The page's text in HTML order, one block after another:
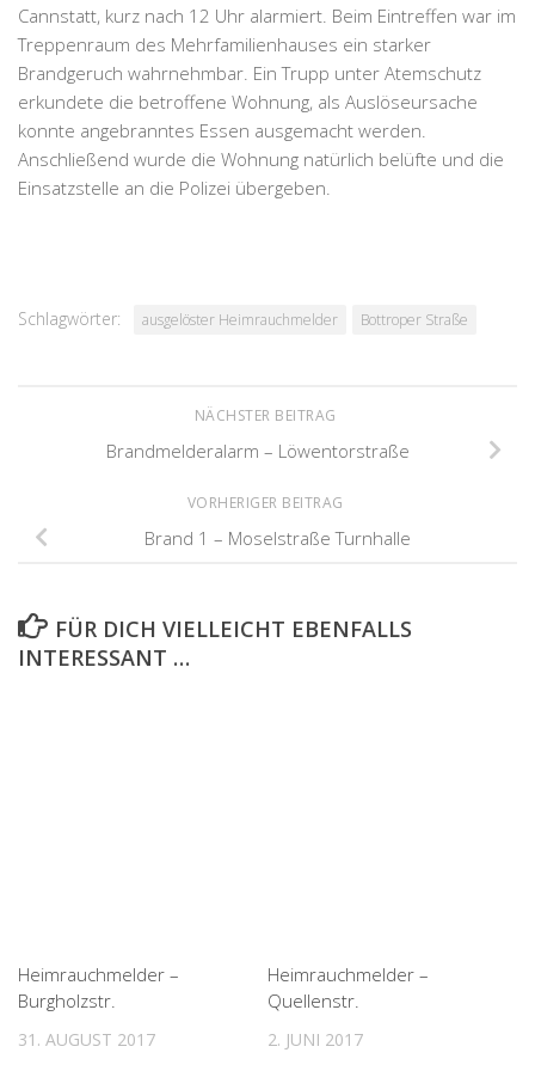
Cannstatt, kurz nach 12 Uhr alarmiert. Beim Eintreffen war im
Treppenraum des Mehrfamilienhauses ein starker
Brandgeruch wahrnehmbar. Ein Trupp unter Atemschutz
erkundete die betroffene Wohnung, als Auslöseursache
konnte angebranntes Essen ausgemacht werden.
Anschließend wurde die Wohnung natürlich belüfte und die
Einsatzstelle an die Polizei übergeben.
Schlagwörter: ausgelöster Heimrauchmelder Bottroper Straße
NÄCHSTER BEITRAG
Brandmelderalarm – Löwentorstraße
VORHERIGER BEITRAG
Brand 1 – Moselstraße Turnhalle
FÜR DICH VIELLEICHT EBENFALLS
INTERESSANT …
Heimrauchmelder –
Burgholzstr.
31. AUGUST 2017
Heimrauchmelder –
Quellenstr.
2. JUNI 2017